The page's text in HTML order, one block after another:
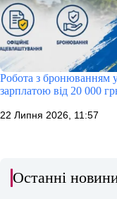
Робота з бронюванням
зарплатою від 20 000
22 Липня 2026, 11:57
Останні